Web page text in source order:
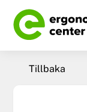
content
Tillbaka